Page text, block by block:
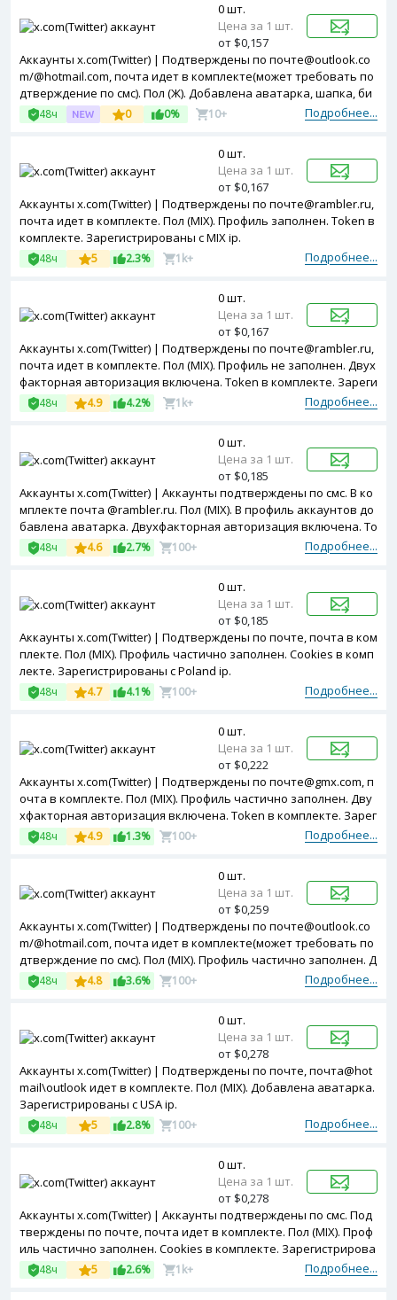
Аккаунты x.com(Twitter) | Подтверждены по почте@outlook.co
m/@hotmail.com, почта идет в комплекте(может требовать по
дтверждение по смс). Пол (Ж). Добавлена аватарка, шапка, би
о, локация, сделан 1 твит. Двухфакторная авторизация включ
ена. Token, Cookies в комплекте. Зарегистрированы с MIX ip.
Подробнее...
48ч 0 0% 10+
0 шт.
Цена за 1 шт.
от $0,157
Аккаунты x.com(Twitter) | Подтверждены по почте@rambler.ru,
почта идет в комплекте. Пол (MIX). Профиль заполнен. Token в
комплекте. Зарегистрированы с MIX ip.
Подробнее...
48ч 5 2.3% 1k+
0 шт.
Цена за 1 шт.
от $0,167
Аккаунты x.com(Twitter) | Подтверждены по почте@rambler.ru,
почта идет в комплекте. Пол (MIX). Профиль не заполнен. Двух
факторная авторизация включена. Token в комплекте. Зареги
стрированы с MIX ip.
Подробнее...
48ч 4.9 4.2% 1k+
0 шт.
Цена за 1 шт.
от $0,167
Аккаунты x.com(Twitter) | Аккаунты подтверждены по смс. В ко
мплекте почта @rambler.ru. Пол (MIX). В профиль аккаунтов до
бавлена аватарка. Двухфакторная авторизация включена. To
ken в комплекте. Зарегистрированы с USA ip.
Подробнее...
48ч 4.6 2.7% 100+
0 шт.
Цена за 1 шт.
от $0,185
Аккаунты x.com(Twitter) | Подтверждены по почте, почта в ком
плекте. Пол (MIX). Профиль частично заполнен. Cookies в комп
лекте. Зарегистрированы с Poland ip.
Подробнее...
48ч 4.7 4.1% 100+
0 шт.
Цена за 1 шт.
от $0,185
Аккаунты x.com(Twitter) | Подтверждены по почте@gmx.com, п
очта в комплекте. Пол (MIX). Профиль частично заполнен. Дву
хфакторная авторизация включена. Token в комплекте. Зарег
истрированы с USA ip.
Подробнее...
48ч 4.9 1.3% 100+
0 шт.
Цена за 1 шт.
от $0,222
Аккаунты x.com(Twitter) | Подтверждены по почте@outlook.co
m/@hotmail.com, почта идет в комплекте(может требовать по
дтверждение по смс). Пол (MIX). Профиль частично заполнен. Д
вухфакторная авторизация включена. Зарегистрированы с U
SA ip.
Подробнее...
48ч 4.8 3.6% 100+
0 шт.
Цена за 1 шт.
от $0,259
Аккаунты x.com(Twitter) | Подтверждены по почте, почта@hot
mail\outlook идет в комплекте. Пол (MIX). Добавлена аватарка.
Зарегистрированы с USA ip.
Подробнее...
48ч 5 2.8% 100+
0 шт.
Цена за 1 шт.
от $0,278
Аккаунты x.com(Twitter) | Аккаунты подтверждены по смс. Под
тверждены по почте, почта идет в комплекте. Пол (MIX). Проф
иль частично заполнен. Cookies в комплекте. Зарегистрирова
ны с MIX ip.
Подробнее...
48ч 5 2.6% 1k+
0 шт.
Цена за 1 шт.
от $0,278